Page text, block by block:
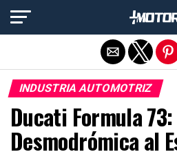
INDUSTRIA AUTOMOTRIZ
Ducati Formula
Desmodrómica al
Salir de la